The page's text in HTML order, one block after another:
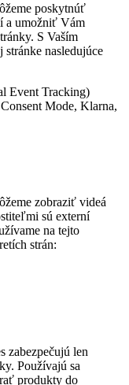
poskytnúť
a umožniť Vám
S Vaším
stránke nasledujúce
Event Tracking)
Mode, Klarna,
zobraziť videá
sú externí
na tejto
strán:
zabezpečujú len
Používajú sa
produkty do